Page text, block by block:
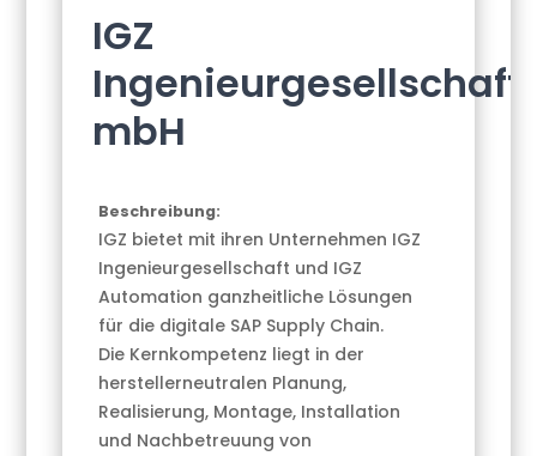
IGZ
Ingenieurgesellschaft
mbH
Beschreibung:
IGZ bietet mit ihren Unternehmen IGZ
Ingenieurgesellschaft und IGZ
Automation ganzheitliche Lösungen
für die digitale SAP Supply Chain.
Die Kernkompetenz liegt in der
herstellerneutralen Planung,
Realisierung, Montage, Installation
und Nachbetreuung von